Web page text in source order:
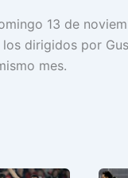
13 de
dirigidos por
mes.